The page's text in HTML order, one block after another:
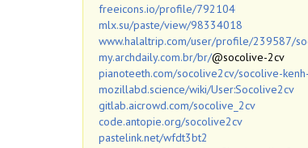
freeicons.io/profile/792104
mlx.su/paste/view/98334018
www.halaltrip.com/user/profile/239587/
my.archdaily.com.br/br/@socolive-2cv
pianoteeth.com/socolive2cv/socolive-
mozillabd.science/wiki/User:Socolive2cv
gitlab.aicrowd.com/socolive_2cv
code.antopie.org/socolive2cv
pastelink.net/wfdt3bt2